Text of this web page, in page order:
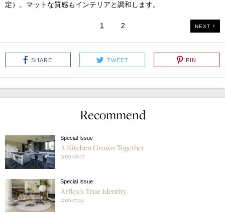
定）。マットな質感もインテリアと調和します。
NEXT
1 2
SHARE TWEET PIN
Recommend
Special Issue
A Kitchen Grown Together
2026.08.07
Special Issue
Arflex’s True Identity
2026.07.29